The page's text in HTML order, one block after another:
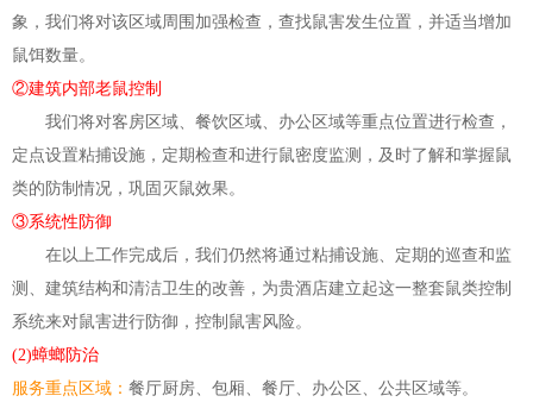
象，我们将对该区域周围加强检查，查找鼠害发生位置，并适当增加
鼠饵数量。
②建筑内部老鼠控制
我们将对客房区域、餐饮区域、办公区域等重点位置进行检查，
定点设置粘捕设施，定期检查和进行鼠密度监测，及时了解和掌握鼠
类的防制情况，巩固灭鼠效果。
③系统性防御
在以上工作完成后，我们仍然将通过粘捕设施、定期的巡查和监
测、建筑结构和清洁卫生的改善，为贵酒店建立起这一整套鼠类控制
系统来对鼠害进行防御，控制 鼠害风险。
(2)蟑螂防治
服务重点区域： 餐厅厨房、包厢、餐厅、办公区、公共区域等。